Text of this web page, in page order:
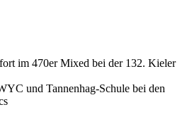
im 470er Mixed bei der 132. Kieler
und Tannenhag-Schule bei den